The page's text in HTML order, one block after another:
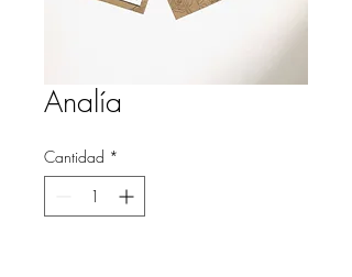
Analía
Cantidad *